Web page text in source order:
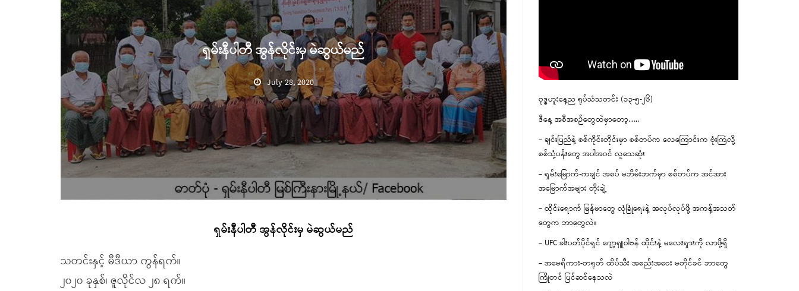
ရှမ်းနီပါတီ အွန်လိုင်းမှ မဲဆွယ်မည်
July 28, 2020
ရှမ်းနီပါတီ အွန်လိုင်းမှ မဲဆွယ်မည်
သတင်းနှင့် မီဒီယာ ကွန်ရက်။
၂၀၂၀ ခုနှစ်၊ ဇူလိုင်လ ၂၈ ရက်။
ဗုဒ္ဓဟူးနေ့ည ရုပ်သံသတင်း (၁၃-၅-၂၆)
ဒီနေ့ အစီအစဉ်တွေထဲမှာတော့…..
– ချင်းပြည်နဲ့ စစ်ကိုင်းတိုင်းမှာ စစ်တပ်က လေကြောင်းက ဗုံးကြဲလို့
စစ်သုံ့ပန်းတွေ အပါအဝင် လူသေဆုံး
– ရှမ်းမြောက်-ကချင် အစပ် မဘိမ်းဘက်မှာ စစ်တပ်က အင်အား
အမြောက်အများ တိုးချဲ့
– ထိုင်းရောက် မြန်မာတွေ လုံခြုံရေးနဲ့ အလုပ်လုပ်ဖို့ အကန့်အသတ်
တွေက ဘာတွေလဲ။
– UFC ခါးပတ်ပိုင်ရှင် ဂျော့ရှူဝါဗန် ထိုင်းနဲ့ မလေးရှားကို လာဖို့ရှိ
– အမေရိကား-တရုတ် ထိပ်သီး အစည်းအဝေး မတိုင်ခင် ဘာတွေ
ကြိုတင် ပြင်ဆင်နေသလဲ